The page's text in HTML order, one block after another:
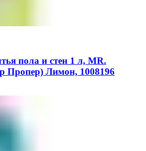
пола и стен 1 л, MR.
Пропер) Лимон, 1008196